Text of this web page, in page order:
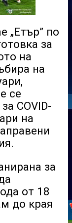
„Етър” по
за
на
на
се
COVID-
на
за
от 18
до края